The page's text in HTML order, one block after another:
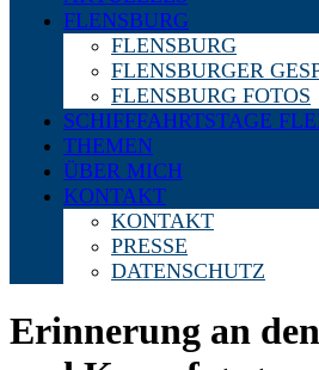
FLENSBURG
FLENSBURG
FLENSBURGER
FLENSBURG FOTOS
SCHIFFFAHRTSTAGE
THEMEN
ÜBER MICH
KONTAKT
KONTAKT
PRESSE
DATENSCHUTZ
Erinnerung an